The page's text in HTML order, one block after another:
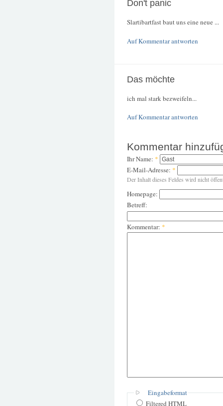
Don't panic
Slartibartfast baut uns eine neue ...
Auf Kommentar antworten
Das möchte
ich mal stark bezweifeln...
Auf Kommentar antworten
Kommentar
Ihr Name: *
E-Mail-Adresse: *
Der Inhalt dieses Feldes wird nicht
Homepage:
Betreff:
Kommentar: *
Eingabeformat
Filtered HTML